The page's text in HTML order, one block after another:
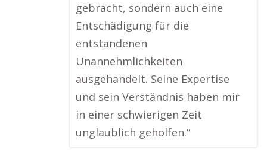
gebracht, sondern auch eine
Entschädigung für die
entstandenen
Unannehmlichkeiten
ausgehandelt. Seine Expertise
und sein Verständnis haben mir
in einer schwierigen Zeit
unglaublich geholfen.“